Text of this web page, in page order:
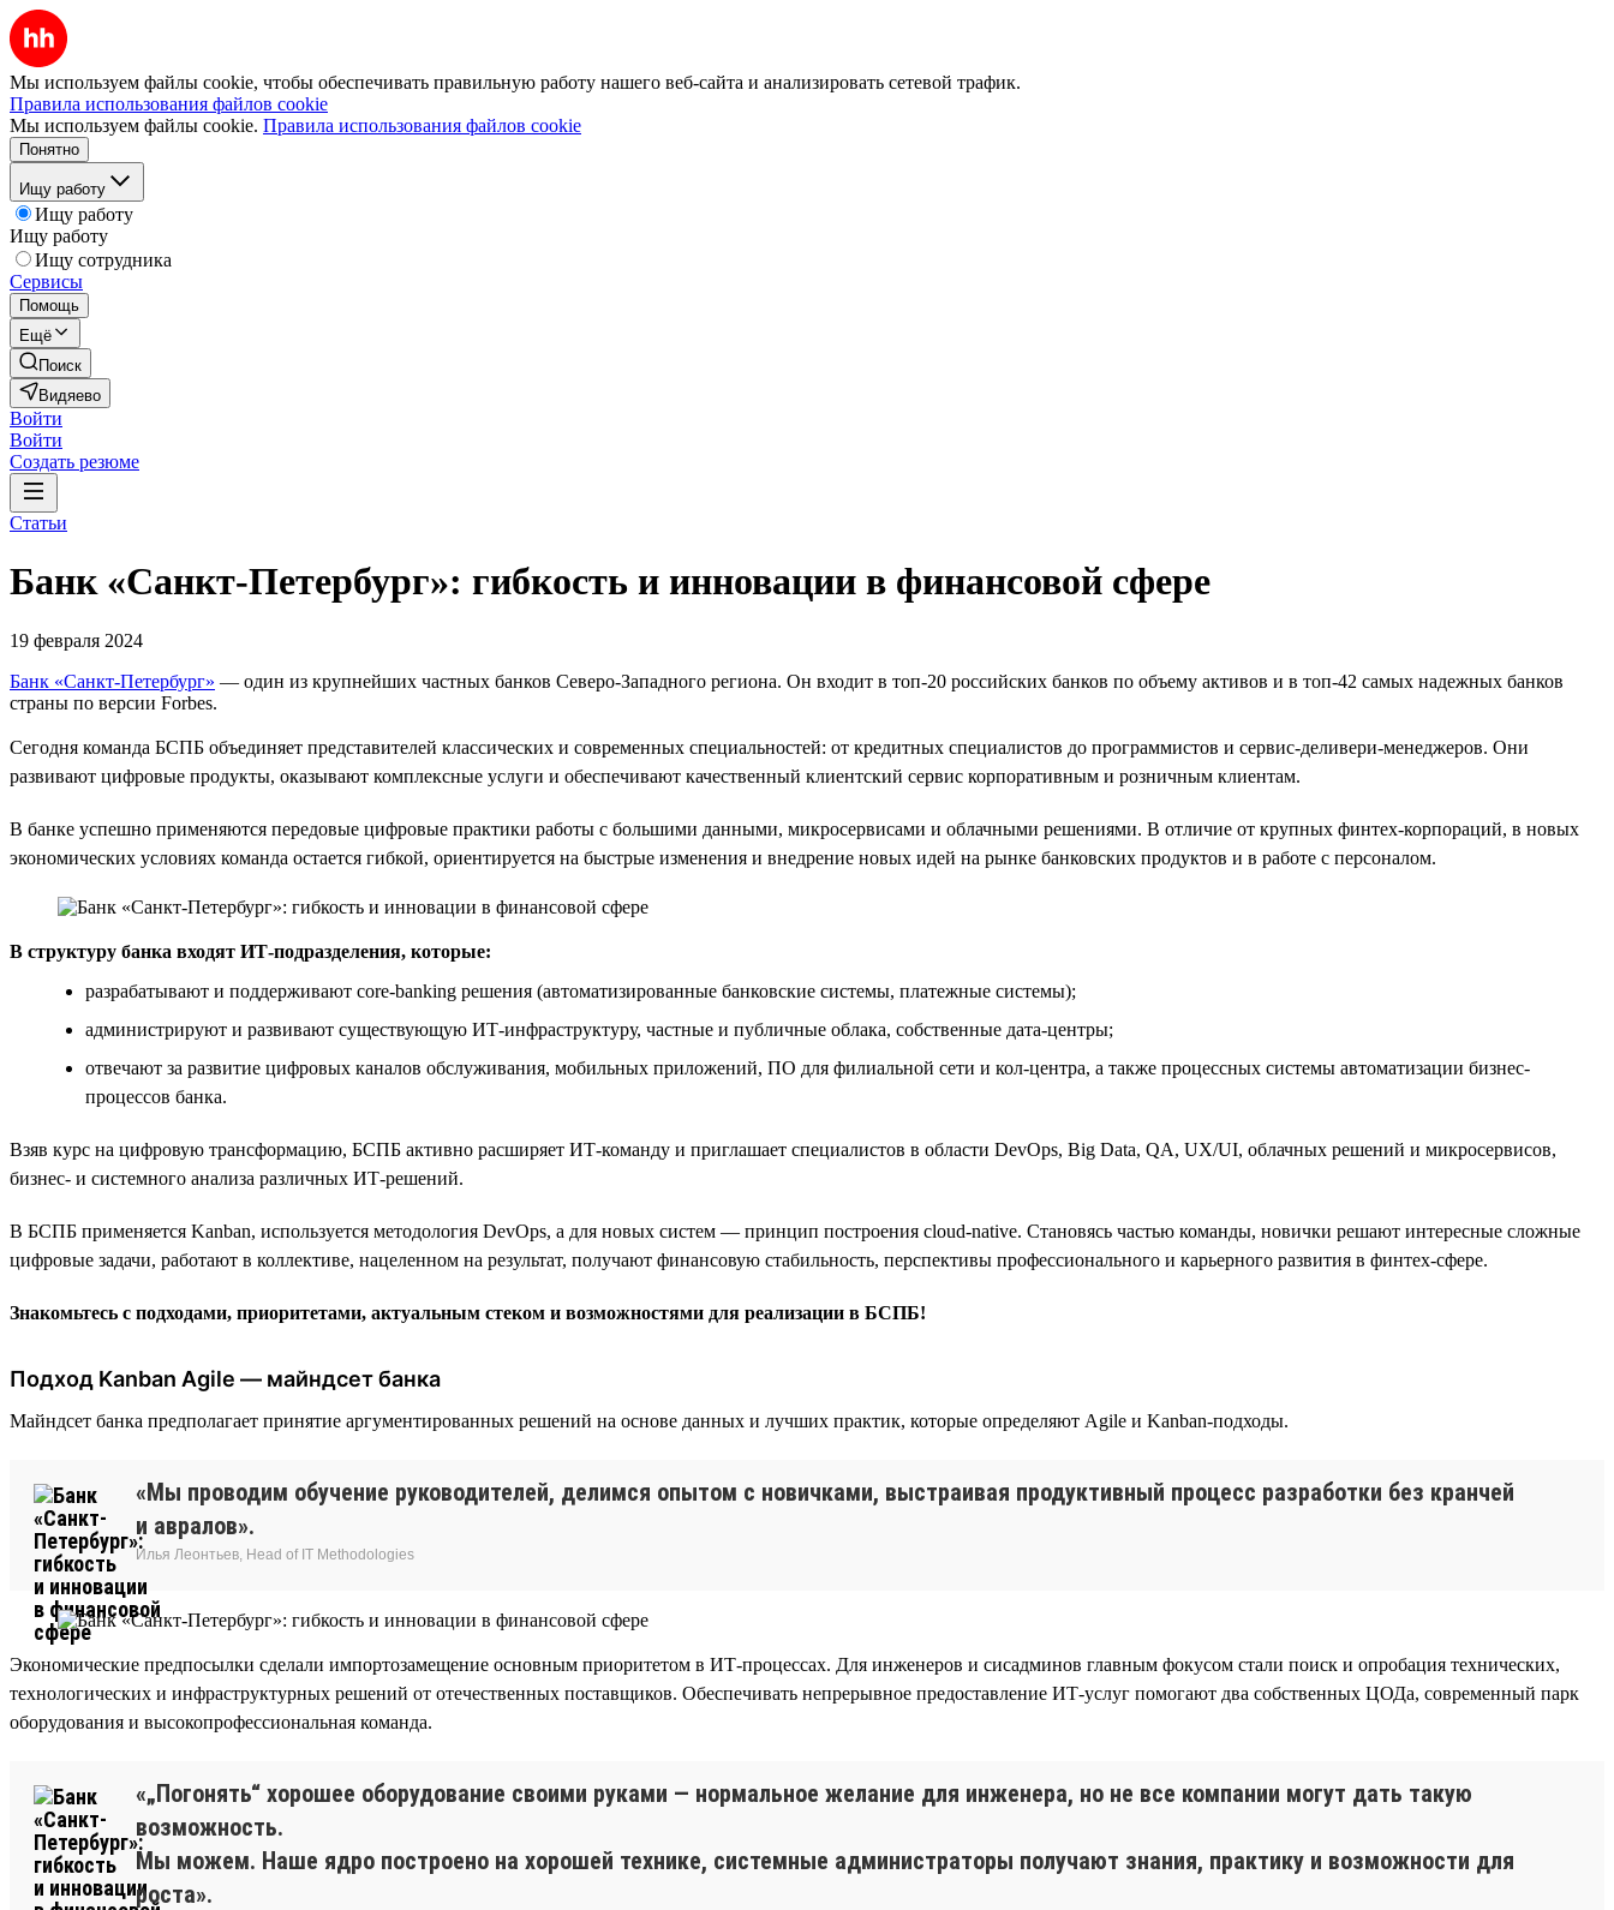
Мы используем файлы cookie, чтобы обеспечивать правильную работу нашего веб-сайта и анализировать сетевой трафик.
Правила использования файлов cookie
Мы используем файлы cookie. Правила использования файлов cookie
Понятно
Ищу работу
Ищу работу
Ищу работу
Ищу сотрудника
Сервисы
Помощь
Ещё
Поиск
Видяево
Войти
Войти
Создать резюме
Статьи
Банк «Санкт-Петербург»: гибкость и инновации в финансовой сфере
19 февраля 2024
Банк «Санкт-Петербург» — один из крупнейших частных банков Северо-Западного региона. Он входит в топ-20 российских банков по объему активов и в топ-42 самых надежных банков
страны по версии Forbes.
Сегодня команда БСПБ объединяет представителей классических и современных специальностей: от кредитных специалистов до программистов и сервис-деливери-менеджеров. Они
развивают цифровые продукты, оказывают комплексные услуги и обеспечивают качественный клиентский сервис корпоративным и розничным клиентам.
В банке успешно применяются передовые цифровые практики работы с большими данными, микросервисами и облачными решениями. В отличие от крупных финтех-корпораций, в новых
экономических условиях команда остается гибкой, ориентируется на быстрые изменения и внедрение новых идей на рынке банковских продуктов и в работе с персоналом.
В структуру банка входят ИТ-подразделения, которые:
разрабатывают и поддерживают core-banking решения (автоматизированные банковские системы, платежные системы);
администрируют и развивают существующую ИТ-инфраструктуру, частные и публичные облака, собственные дата-центры;
отвечают за развитие цифровых каналов обслуживания, мобильных приложений, ПО для филиальной сети и кол-центра, а также процессных системы автоматизации бизнес-
процессов банка.
Взяв курс на цифровую трансформацию, БСПБ активно расширяет ИТ-команду и приглашает специалистов в области DevOps, Big Data, QA, UX/UI, облачных решений и микросервисов,
бизнес- и системного анализа различных ИТ-решений.
В БСПБ применяется Kanban, используется методология DevOps, а для новых систем — принцип построения cloud-native. Становясь частью команды, новички решают интересные сложные
цифровые задачи, работают в коллективе, нацеленном на результат, получают финансовую стабильность, перспективы профессионального и карьерного развития в финтех-сфере.
Знакомьтесь с подходами, приоритетами, актуальным стеком и возможностями для реализации в БСПБ!
Подход Kanban Agile — майндсет банка
Майндсет банка предполагает принятие аргументированных решений на основе данных и лучших практик, которые определяют Agile и Kanban-подходы.
«Мы проводим обучение руководителей, делимся опытом с новичками, выстраивая продуктивный процесс разработки без кранчей
и авралов».
Илья Леонтьев, Head of IT Methodologies
Экономические предпосылки сделали импортозамещение основным приоритетом в ИТ-процессах. Для инженеров и сисадминов главным фокусом стали поиск и опробация технических,
технологических и инфраструктурных решений от отечественных поставщиков. Обеспечивать непрерывное предоставление ИТ-услуг помогают два собственных ЦОДа, современный парк
оборудования и высокопрофессиональная команда.
«„Погонять“ хорошее оборудование своими руками — нормальное желание для инженера, но не все компании могут дать такую
возможность.
Мы можем. Наше ядро построено на хорошей технике, системные администраторы получают знания, практику и возможности для
роста».